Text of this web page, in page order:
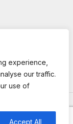
experience,
our traffic.
use of
Accept All